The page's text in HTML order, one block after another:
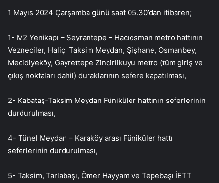
1 Mayıs 2024 Çarşamba günü saat 05.30’dan itibaren;
1- M2 Yenikapı – Seyrantepe – Hacıosman metro hattının
Vezneciler, Haliç, Taksim Meydan, Şişhane, Osmanbey,
Mecidiyeköy, Gayrettepe Zincirlikuyu metro (tüm giriş ve
çıkış noktaları dahil) duraklarının sefere kapatılması,
2- Kabataş-Taksim Meydan Füniküler hattının seferlerinin
durdurulması,
4- Tünel Meydan – Karaköy arası Füniküler hattı
seferlerinin durdurulması,
5- Taksim, Tarlabaşı, Ömer Hayyam ve Tepebaşı İETT